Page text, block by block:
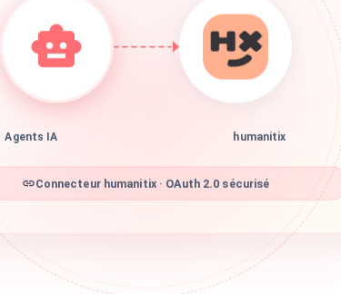
Agents IA humanitix
Connecteur humanitix · OAuth 2.0 sécurisé